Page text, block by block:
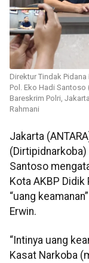
Direktur Tindak
Pol. Eko Hadi
Bareskrim Polri,
Rahmani
Jakarta
Santoso
Kota AKBP
“uang
Erwin.
“Intinya uang
Kasat Narkoba